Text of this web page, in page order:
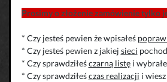
Prosimy o złożenie zamówienie tylko
* Czy jesteś pewien że wpisałeś
* Czy jesteś pewien z jakiej sieci
* Czy sprawdziłeśczarną listęi
* Czy sprawdziłeśczas realizacji i